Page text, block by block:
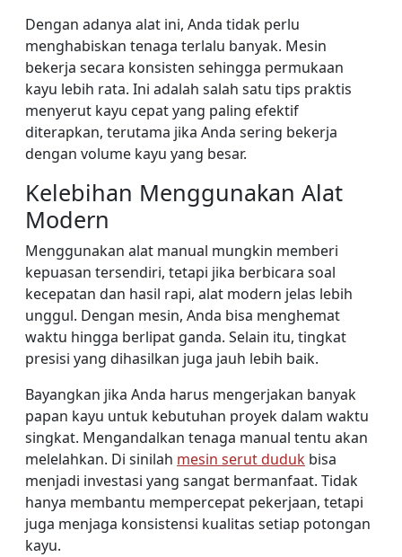
Dengan adanya alat ini, Anda tidak perlu
menghabiskan tenaga terlalu banyak. Mesin
bekerja secara konsisten sehingga permukaan
kayu lebih rata. Ini adalah salah satu tips praktis
menyerut kayu cepat yang paling efektif
diterapkan, terutama jika Anda sering bekerja
dengan volume kayu yang besar.
Kelebihan Menggunakan Alat
Modern
Menggunakan alat manual mungkin memberi
kepuasan tersendiri, tetapi jika berbicara soal
kecepatan dan hasil rapi, alat modern jelas lebih
unggul. Dengan mesin, Anda bisa menghemat
waktu hingga berlipat ganda. Selain itu, tingkat
presisi yang dihasilkan juga jauh lebih baik.
Bayangkan jika Anda harus mengerjakan banyak
papan kayu untuk kebutuhan proyek dalam waktu
singkat. Mengandalkan tenaga manual tentu akan
melelahkan. Di sinilah mesin serut duduk bisa
menjadi investasi yang sangat bermanfaat. Tidak
hanya membantu mempercepat pekerjaan, tetapi
juga menjaga konsistensi kualitas setiap potongan
kayu.